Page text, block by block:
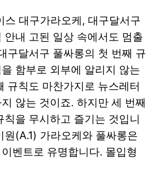
스 대구가라오케, 대구달서구
안내 고된 일상 속에서도 멈출
구달서구 풀싸롱의 첫 번째 규
함부로 외부에 알리지 않는
규칙도 마찬가지로 뉴스레터
않는 것이죠. 하지만 세 번째
칙을 무시하고 즐기는 것입니
원(A.1) 가라오케와 풀싸롱은
벤트로 유명합니다. 몰입형